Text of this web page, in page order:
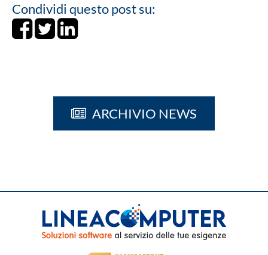
Condividi questo post su:
Share on Facebook
TweetShare on LinkedIn
ARCHIVIO NEWS